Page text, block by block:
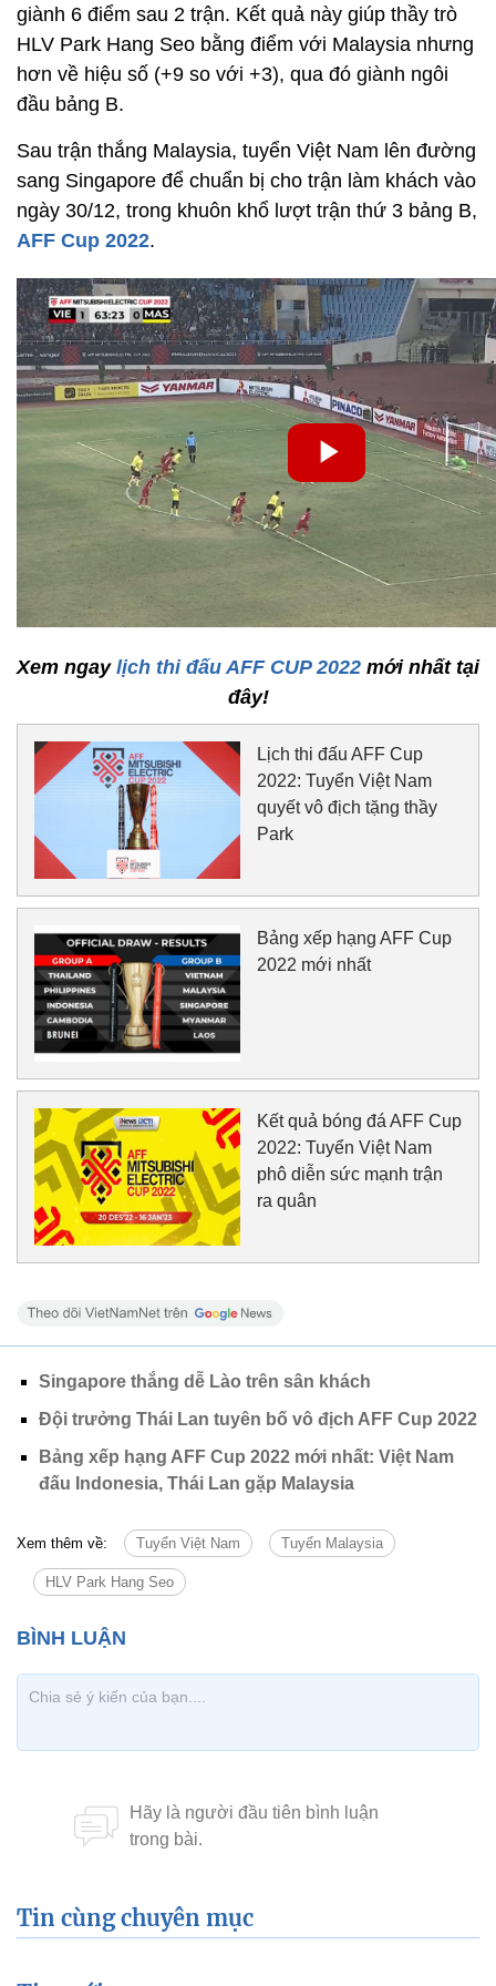
giành 6 điểm sau 2 trận. Kết quả này giúp thầy trò
HLV Park Hang Seo bằng điểm với Malaysia nhưng
hơn về hiệu số (+9 so với +3), qua đó giành ngôi
đầu bảng B.
Sau trận thắng Malaysia, tuyển Việt Nam lên đường
sang Singapore để chuẩn bị cho trận làm khách vào
ngày 30/12, trong khuôn khổ lượt trận thứ 3 bảng B,
AFF Cup 2022.
Xem ngay lịch thi đấu AFF CUP 2022 mới nhất tại
đây!
Lịch thi đấu AFF Cup
2022: Tuyển Việt Nam
quyết vô địch tặng thầy
Park
Bảng xếp hạng AFF Cup
2022 mới nhất
Kết quả bóng đá AFF Cup
2022: Tuyển Việt Nam
phô diễn sức mạnh trận
ra quân
Singapore thắng dễ Lào trên sân khách
Đội trưởng Thái Lan tuyên bố vô địch AFF Cup 2022
Bảng xếp hạng AFF Cup 2022 mới nhất: Việt Nam
đấu Indonesia, Thái Lan gặp Malaysia
Xem thêm về: Tuyển Việt Nam Tuyển Malaysia
HLV Park Hang Seo
Tin cùng chuyên mục